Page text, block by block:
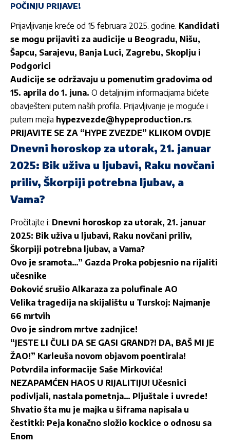
POČINJU PRIJAVE!
Prijavljivanje kreće od 15 februara 2025. godine. Kandidati
se mogu prijaviti za audicije u Beogradu, Nišu,
Šapcu, Sarajevu, Banja Luci, Zagrebu, Skoplju i
Podgorici
Audicije se održavaju u pomenutim gradovima od
15. aprila do 1. juna. O detaljnijim informacijama bićete
obavješteni putem naših profila. Prijavljivanje je moguće i
putem mejla hypezvezde@hypeproduction.rs.
PRIJAVITE SE ZA “HYPE ZVEZDE” KLIKOM OVDJE
Dnevni horoskop za utorak, 21. januar
2025: Bik uživa u ljubavi, Raku novčani
priliv, Škorpiji potrebna ljubav, a
Vama?
Pročitajte i: Dnevni horoskop za utorak, 21. januar
2025: Bik uživa u ljubavi, Raku novčani priliv,
Škorpiji potrebna ljubav, a Vama?
Ovo je sramota…” Gazda Proka pobjesnio na rijaliti
učesnike
Đoković srušio Alkaraza za polufinale AO
Velika tragedija na skijalištu u Turskoj: Najmanje
66 mrtvih
Ovo je sindrom mrtve zadnjice!
“JESTE LI ČULI DA SE GASI GRAND?! DA, BAŠ MI JE
ŽAO!” Karleuša novom objavom poentirala!
Potvrdila informacije Saše Mirkovića!
NEZAPAMĆEN HAOS U RIJALITIJU! Učesnici
podivljali, nastala pometnja… Pljuštale i uvrede!
Shvatio šta mu je majka u šiframa napisala u
čestitki: Peja konačno složio kockice o odnosu sa
Enom